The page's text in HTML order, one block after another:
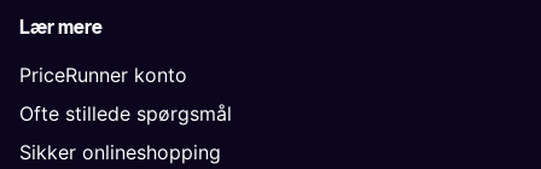
Lær mere
PriceRunner konto
Ofte stillede spørgsmål
Sikker onlineshopping